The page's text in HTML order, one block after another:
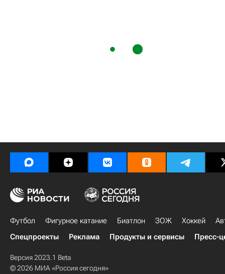
Футбол Фигурное катание Биатлон ЗОЖ Хоккей
Спецпроекты
Реклама Продукты и сервисы Пресс-
Версия 2023.1 Beta
© 2026 МИА «Россия сегодня»